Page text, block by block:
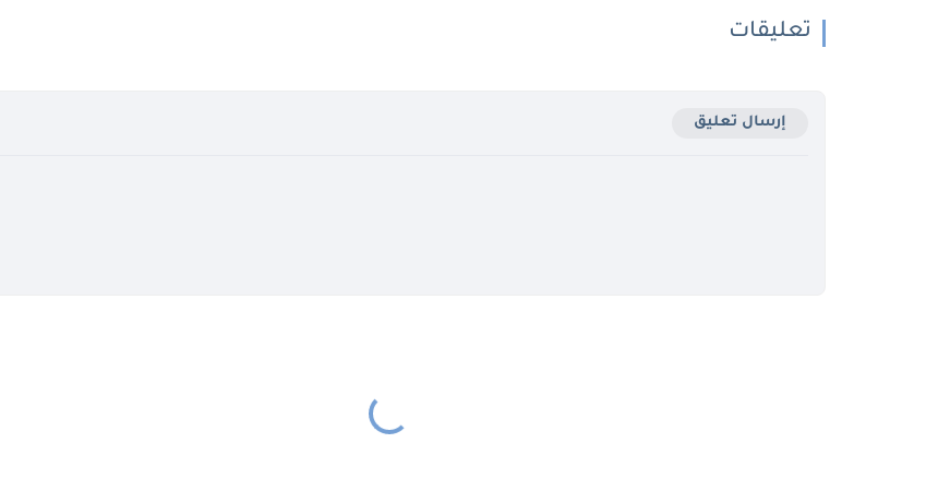
تعليقات
إرسال تعليق